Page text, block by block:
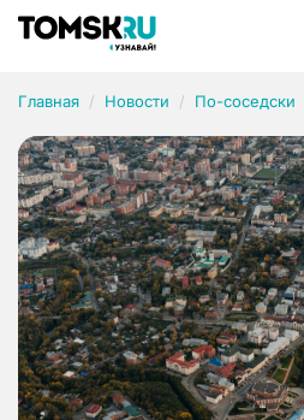
Главная Новости По-соседски